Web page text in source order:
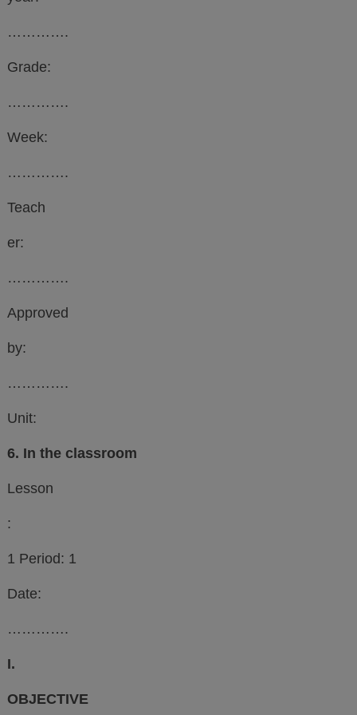
………….
Grade:
………….
Week:
………….
Teach
er:
………….
Approved
by:
………….
Unit:
6. In the classroom
Lesson
:
1 Period: 1
Date:
………….
I.
OBJECTIVE